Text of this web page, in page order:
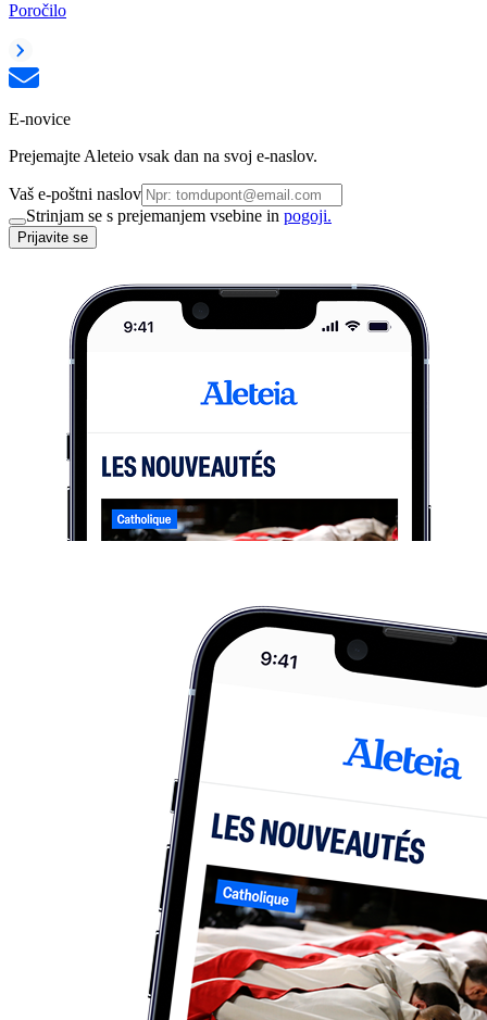
Poročilo
E-novice
Prejemajte Aleteio vsak dan na svoj e-naslov.
Vaš e-poštni naslov
Strinjam se s prejemanjem vsebine in pogoji.
Prijavite se